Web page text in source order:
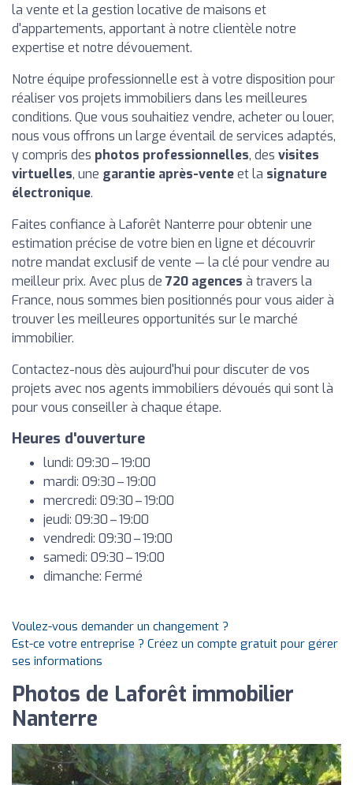
la vente et la gestion locative de maisons et
d'appartements, apportant à notre clientèle notre
expertise et notre dévouement.
Notre équipe professionnelle est à votre disposition pour
réaliser vos projets immobiliers dans les meilleures
conditions. Que vous souhaitiez vendre, acheter ou louer,
nous vous offrons un large éventail de services adaptés,
y compris des photos professionnelles, des visites
virtuelles, une garantie après-venteet la signature
électronique.
Faites confiance à Laforêt Nanterre pour obtenir une
estimation précise de votre bien en ligne et découvrir
notre mandat exclusif de vente — la clé pour vendre au
meilleur prix. Avec plus de 720 agences à travers la
France, nous sommes bien positionnés pour vous aider à
trouver les meilleures opportunités sur le marché
immobilier.
Contactez-nous dès aujourd'hui pour discuter de vos
projets avec nos agents immobiliers dévoués qui sont là
pour vous conseiller à chaque étape.
Heures d'ouverture
lundi: 09:30 – 19:00
mardi: 09:30 – 19:00
mercredi: 09:30 – 19:00
jeudi: 09:30 – 19:00
vendredi: 09:30 – 19:00
samedi: 09:30 – 19:00
dimanche: Fermé
Voulez-vous demander un changement ?
Est-ce votre entreprise ? Créez un compte gratuit pour gérer
ses informations
Photos de Laforêt immobilier
Nanterre